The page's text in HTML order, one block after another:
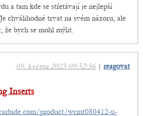
a tam kde se střetávají je nejlepší
chválihodné trvat na svém názoru, ale
že bych se mohl mýlit.
09. května 2025 09:52:56 | reagovat
Inserts
product/wcmt080412-u-